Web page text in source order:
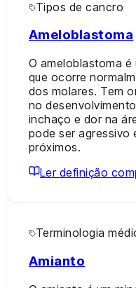
Tipos de cancro
Ameloblastoma
O ameloblastoma é
que ocorre
dos molares. Tem
no
inchaço e dor na
pode ser agressivo
próximos.
Ler definição
Terminologia
Amianto